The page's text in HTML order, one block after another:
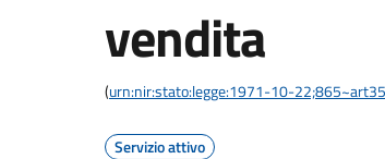
vendita
(urn:nir:stato:legge:1971-10-22;865~art35
Servizio attivo